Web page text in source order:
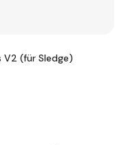
V2 (für Sledge)